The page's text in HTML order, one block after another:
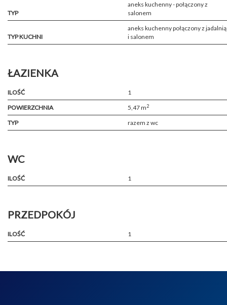
TYP
aneks kuchenny - połączony z
salonem
TYP KUCHNI
aneks kuchenny połączony z jadalnią
i salonem
ŁAZIENKA
ILOŚĆ
1
POWIERZCHNIA
5,47 m2
TYP razem z wc
WC
ILOŚĆ 1
PRZEDPOKÓJ
ILOŚĆ 1